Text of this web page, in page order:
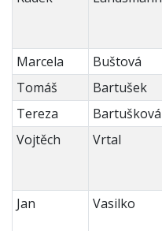
Marcela
Buštová
Tomáš
Bartušek
Tereza
Bartušková
Vojtěch
Vrtal
Jan
Vasilko